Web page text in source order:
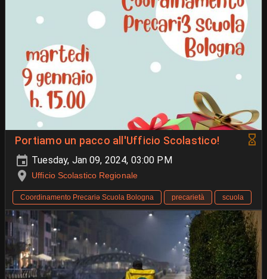
Portiamo un pacco all'Ufficio Scolastico!
Tuesday, Jan 09, 2024, 03:00 PM
Ufficio Scolastico Regionale
Coordinamento Precariə Scuola Bologna precarietà scuola